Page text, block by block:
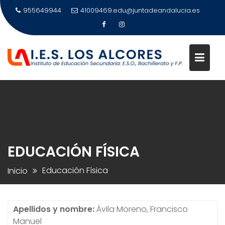
Saltar
al
contenido
955649944 41009469.edu@juntadeandalucia.es
EDUCACIÓN FÍSICA
Inicio Educación Física
Apellidos y nombre:Ávila Moreno, Francisco
Manuel